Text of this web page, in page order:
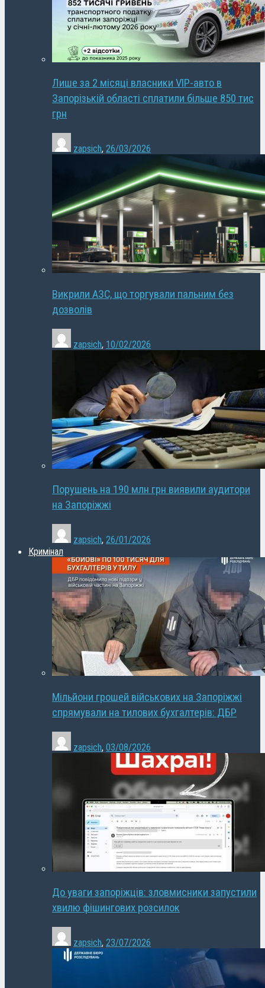
Лише за 2 місяці власники VIP-авто в
Запорізькій області сплатили більше 850 тис
грн
zapsich, 26/03/2026
Викрили АЗС, що торгували пальним без
дозволів
zapsich, 10/02/2026
Порушень на 190 млн грн виявили аудитори
на Запоріжжі
zapsich, 26/01/2026
Кримінал
Мільйони грошей військових на Запоріжжі
спрямували на тилових бухгалтерів: ДБР
zapsich, 03/08/2026
До уваги запоріжців: зловмисники запустили
хвилю фішингових розсилок
zapsich, 23/07/2026